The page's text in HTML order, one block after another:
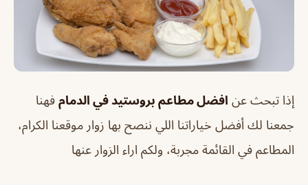
إذا تبحث عن افضل مطاعم بروستيد في الدمام فهنا
جمعنا لك أفضل خياراتنا اللي ننصح بها زوار موقعنا الكرام،
المطاعم في القائمة مجربة، ولكم اراء الزوار عنها